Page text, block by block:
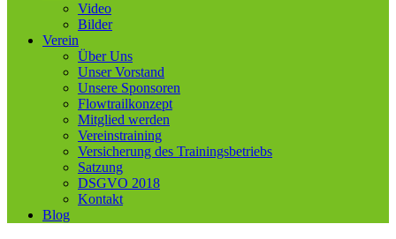
Video
Bilder
Verein
Über Uns
Unser Vorstand
Unsere Sponsoren
Flowtrailkonzept
Mitglied werden
Vereinstraining
Versicherung des Trainingsbetriebs
Satzung
DSGVO 2018
Kontakt
Blog